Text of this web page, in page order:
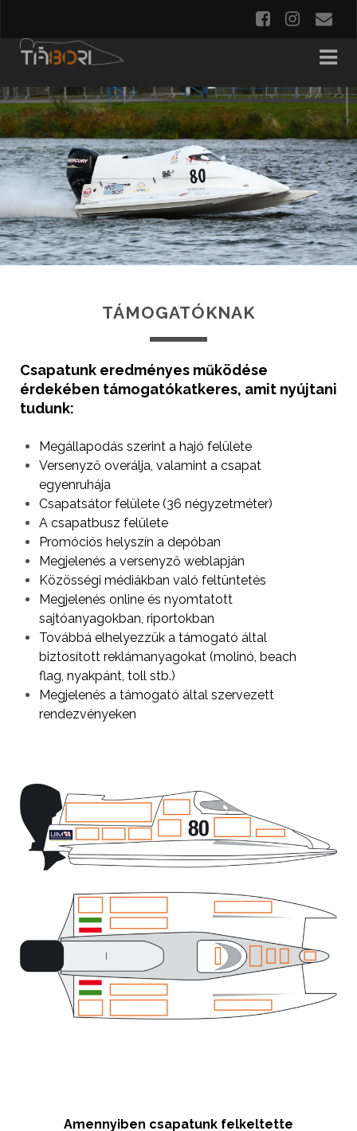
TÁMOGATÓKNAK
Csapatunk eredményes működése
érdekében támogatókatkeres, amit nyújtani
tudunk:
Megállapodás szerint a hajó felülete
Versenyző overálja, valamint a csapat
egyenruhája
Csapatsátor felülete (36 négyzetméter)
A csapatbusz felülete
Promóciós helyszín a depóban
Megjelenés a versenyző weblapján
Közösségi médiákban való feltüntetés
Megjelenés online és nyomtatott
sajtóanyagokban, riportokban
Továbbá elhelyezzük a támogató által
biztosított reklámanyagokat (molinó, beach
flag, nyakpánt, toll stb.)
Megjelenés a támogató által szervezett
rendezvényeken
Amennyiben csapatunk felkeltette